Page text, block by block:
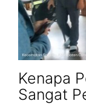
Kenapa
Sangat